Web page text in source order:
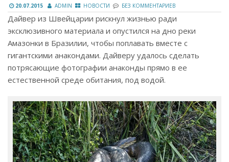
20.07.2015 ADMIN НОВОСТИ БЕЗ КОММЕНТАРИЕВ
Дайвер из Швейцарии рискнул жизнью ради
эксклюзивного материала и опустился на дно реки
Амазонки в Бразилии, чтобы поплавать вместе с
гигантскими анакондами. Дайверу удалось сделать
потрясающие фотографии анаконды прямо в ее
естественной среде обитания, под водой.